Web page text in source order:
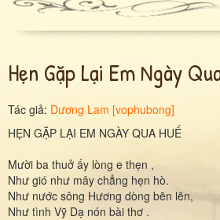
Hẹn Gặp Lại Em Ngày
Tác giả: Dương Lam [vophubong]
HẸN GẶP LẠI EM NGÀY QUA HUẾ
Mười ba thuở ấy lòng e thẹn ,
Như gió như mây chẳng hẹn hò.
Như nước sông Hương dòng bẽn lẽn,
Như tình Vỹ Dạ nón bài thơ .